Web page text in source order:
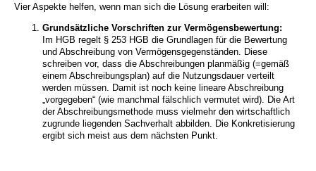
Vier Aspekte helfen, wenn man sich die Lösung erarbeiten will:
Grundsätzliche Vorschriften zur Vermögensbewertung:
Im HGB regelt § 253 HGB die Grundlagen für die Bewertung
und Abschreibung von Vermögensgegenständen. Diese
schreiben vor, dass die Abschreibungen planmäßig (=gemäß
einem Abschreibungsplan) auf die Nutzungsdauer verteilt
werden müssen. Damit ist noch keine lineare Abschreibung
„vorgegeben“ (wie manchmal fälschlich vermutet wird). Die Art
der Abschreibungsmethode muss vielmehr den wirtschaftlich
zugrunde liegenden Sachverhalt abbilden. Die Konkretisierung
ergibt sich meist aus dem nächsten Punkt.